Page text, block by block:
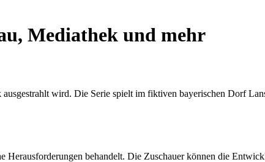
Mediathek und mehr
wird. Die Serie spielt im fiktiven bayerischen Dorf
behandelt. Die Zuschauer können die